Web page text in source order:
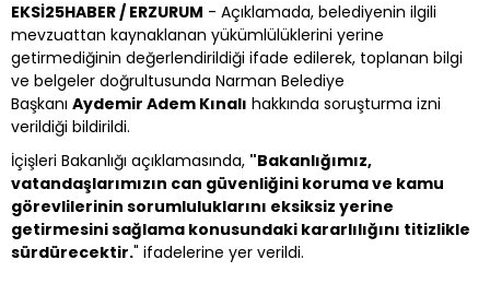
EKSİ25HABER / ERZURUM - Açıklamada, belediyenin ilgili
mevzuattan kaynaklanan yükümlülüklerini yerine
getirmediğinin değerlendirildiği ifade edilerek, toplanan bilgi
ve belgeler doğrultusunda Narman Belediye
Başkanı Aydemir Adem Kınalı hakkında soruşturma izni
verildiği bildirildi.
İçişleri Bakanlığı açıklamasında, "Bakanlığımız,
vatandaşlarımızın can güvenliğini koruma ve kamu
görevlilerinin sorumluluklarını eksiksiz yerine
getirmesini sağlama konusundaki kararlılığını titizlikle
sürdürecektir." ifadelerine yer verildi.